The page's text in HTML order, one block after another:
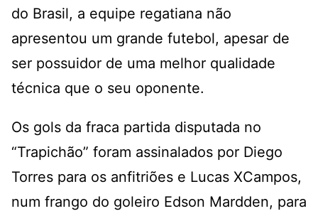
do Brasil, a equipe regatiana não
apresentou um grande futebol, apesar de
ser possuidor de uma melhor qualidade
técnica que o seu oponente.
Os gols da fraca partida disputada no
“Trapichão” foram assinalados por Diego
Torres para os anfitriões e Lucas XCampos,
num frango do goleiro Edson Mardden, para